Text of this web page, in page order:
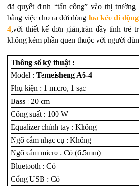
đã quyết định “tấn công” vào thị trường
bằng việc cho ra đời dòng loa kéo di
4,với thiết kế đơn giản,tràn đầy tính trẻ
không kém phần quen thuộc với người
Thông số kỹ thuật :
Model : Temeisheng A6-4
Phụ kiện : 1 micro, 1 sạc
Bass : 20 cm
Công suất : 100 W
Equalizer chỉnh tay : Không
Ngõ cắm nhạc cụ : Không
Ngõ cắm micro : Có (6.5mm)
Bluetooth : Có
Cổng USB : Có